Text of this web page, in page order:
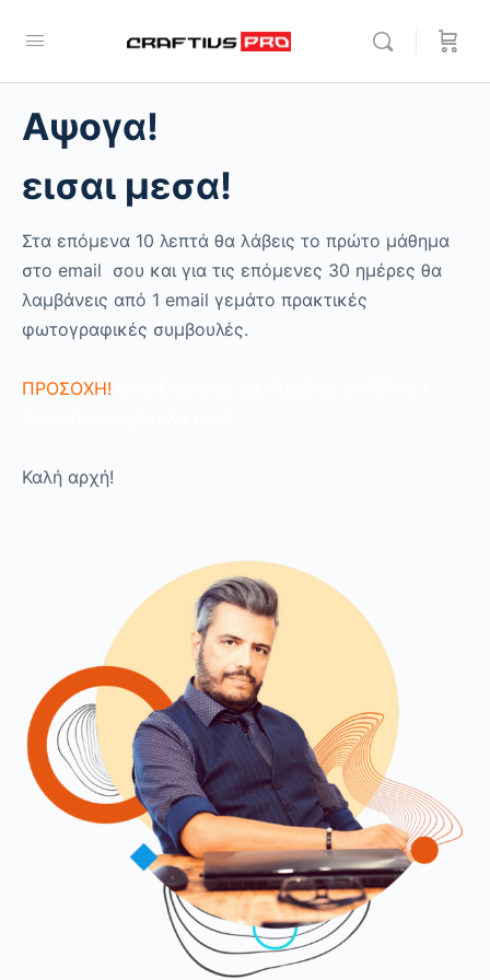
Αψογα!
εισαι μεσα!
Στα επόμενα 10 λεπτά θα λάβεις το πρώτο μάθημα
στο email σου και για τις επόμενες 30 ημέρες θα
λαμβάνεις από 1 email γεμάτο πρακτικές
φωτογραφικές συμβουλές.
ΠΡΟΣΟΧΗ!
Καλή αρχή!